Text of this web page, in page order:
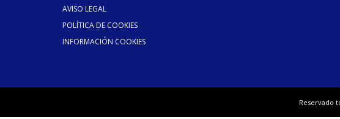
AVISO LEGAL
POLÍTICA DE COOKIES
INFORMACIÓN COOKIES
Reservado